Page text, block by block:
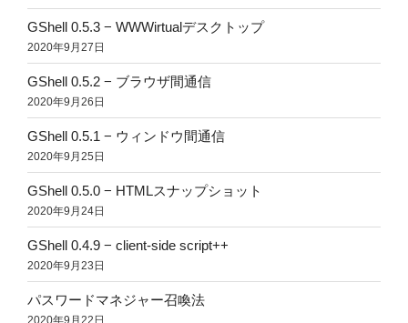
GShell 0.5.3 − WWWirtualデスクトップ
2020年9月27日
GShell 0.5.2 − ブラウザ間通信
2020年9月26日
GShell 0.5.1 − ウィンドウ間通信
2020年9月25日
GShell 0.5.0 − HTMLスナップショット
2020年9月24日
GShell 0.4.9 − client-side script++
2020年9月23日
パスワードマネジャー召喚法
2020年9月22日